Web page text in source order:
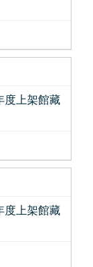
度上架館藏
度上架館藏